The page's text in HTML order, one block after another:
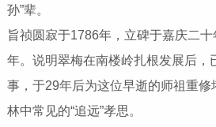
孙”辈。
旨祯圆寂于1786年，立碑于嘉庆二
年。说明翠梅在南楼岭扎根发展后，
事，于29年后为这位早逝的师祖重修
林中常见的“追远”孝思。